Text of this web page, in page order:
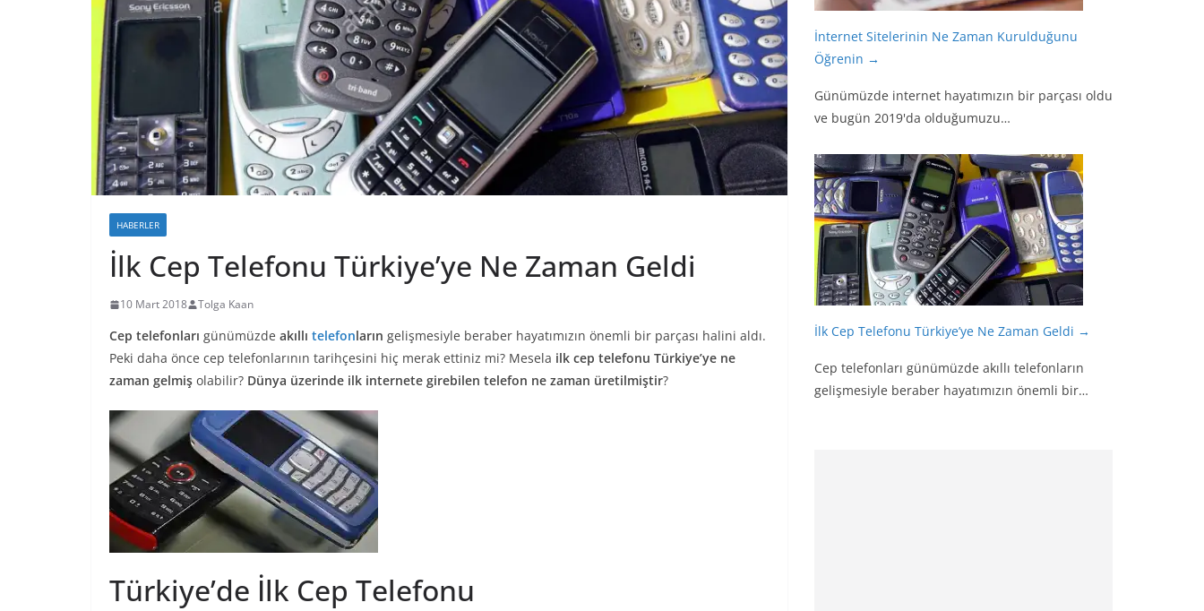
HABERLER
İlk Cep Telefonu Türkiye’ye Ne Zaman Geldi
10 Mart 2018 Tolga Kaan
Cep telefonları günümüzde akıllı telefonların gelişmesiyle beraber hayatımızın önemli bir parçası halini aldı.
Peki daha önce cep telefonlarının tarihçesini hiç merak ettiniz mi? Mesela ilk cep telefonu Türkiye’ye ne
zaman gelmiş olabilir? Dünya üzerinde ilk internete girebilen telefon ne zaman üretilmiştir?
Türkiye’de İlk Cep Telefonu
İnternet Sitelerinin Ne Zaman Kurulduğunu
Öğrenin →
Günümüzde internet hayatımızın bir parçası oldu
ve bugün 2019'da olduğumuzu…
İlk Cep Telefonu Türkiye’ye Ne Zaman Geldi →
Cep telefonları günümüzde akıllı telefonların
gelişmesiyle beraber hayatımızın önemli bir…